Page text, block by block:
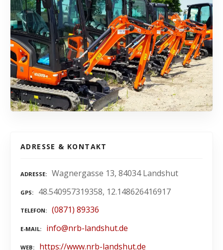
ADRESSE & KONTAKT
ADRESSE Wagnergasse 13, 84034 Landshut
GPS 48.540957319358, 12.148626416917
TELEFON (0871) 89336
E-MAIL info@nrb-landshut.de
WEB https://www.nrb-landshut.de